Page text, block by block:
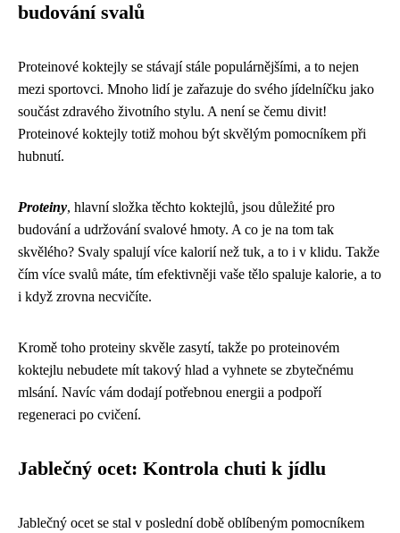
budování svalů
Proteinové koktejly se stávají stále populárnějšími, a to nejen
mezi sportovci. Mnoho lidí je zařazuje do svého jídelníčku jako
součást zdravého životního stylu. A není se čemu divit!
Proteinové koktejly totiž mohou být skvělým pomocníkem při
hubnutí.
Proteiny, hlavní složka těchto koktejlů, jsou důležité pro
budování a udržování svalové hmoty. A co je na tom tak
skvělého? Svaly spalují více kalorií než tuk, a to i v klidu. Takže
čím více svalů máte, tím efektivněji vaše tělo spaluje kalorie, a to
i když zrovna necvičíte.
Kromě toho proteiny skvěle zasytí, takže po proteinovém
koktejlu nebudete mít takový hlad a vyhnete se zbytečnému
mlsání. Navíc vám dodají potřebnou energii a podpoří
regeneraci po cvičení.
Jablečný ocet: Kontrola chuti k jídlu
Jablečný ocet se stal v poslední době oblíbeným pomocníkem